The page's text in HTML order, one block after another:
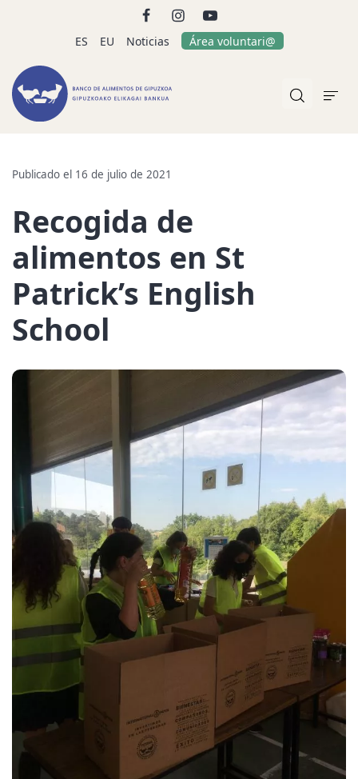
ES EU Noticias Área voluntari@
Publicado el 16 de julio de 2021
Recogida de
alimentos en St
Patrick’s English
School